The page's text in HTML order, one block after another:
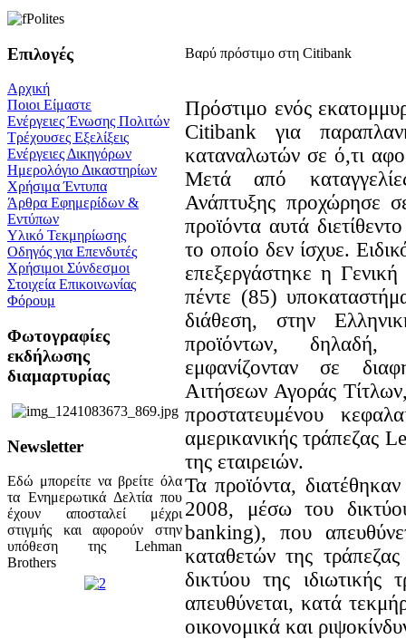
Επιλογές
Αρχική
Ποιοι Είμαστε
Ενέργειες Ένωσης Πολιτών
Τρέχουσες Εξελίξεις
Ενέργειες Δικηγόρων
Ημερολόγιο Δικαστηρίων
Χρήσιμα Έντυπα
Άρθρα Εφημερίδων &
Εντύπων
Υλικό Τεκμηρίωσης
Οδηγός για Επενδυτές
Χρήσιμοι Σύνδεσμοι
Στοιχεία Επικοινωνίας
Φόρουμ
Φωτογραφίες
εκδήλωσης
διαμαρτυρίας
Newsletter
Εδώ μπορείτε να βρείτε όλα
τα Ενημερωτικά Δελτία που
έχουν αποσταλεί μέχρι
στιγμής και αφορούν στην
υπόθεση της Lehman
Brothers
Βαρύ πρόστιμο στη Citibank
Πρόστιμο ενός
Citibank για
καταναλωτών σε ό,τι
Μετά από
Ανάπτυξης προχώρησε
προϊόντα αυτά
το οποίο δεν ίσχυε.
επεξεργάστηκε η
πέντε (85)
διάθεση, στην
προϊόντων,
εμφανίζονταν σε
Αιτήσεων Αγοράς
προστατευμένου
αμερικανικής τράπεζας
της εταιρειών.
Τα προϊόντα,
2008, μέσω του
banking), που
καταθετών της
δικτύου της
απευθύνεται, κατά
οικονομικά και